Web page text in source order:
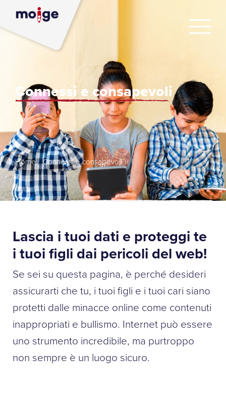
Connessi e consapevoli
Home / Connessi e consapevoli
Lascia i tuoi dati e proteggi te
i tuoi figli dai pericoli del web!
Se sei su questa pagina, è perché desideri
assicurarti che tu, i tuoi figli e i tuoi cari siano
protetti dalle minacce online come contenuti
inappropriati e bullismo. Internet può essere
uno strumento incredibile, ma purtroppo
non sempre è un luogo sicuro.